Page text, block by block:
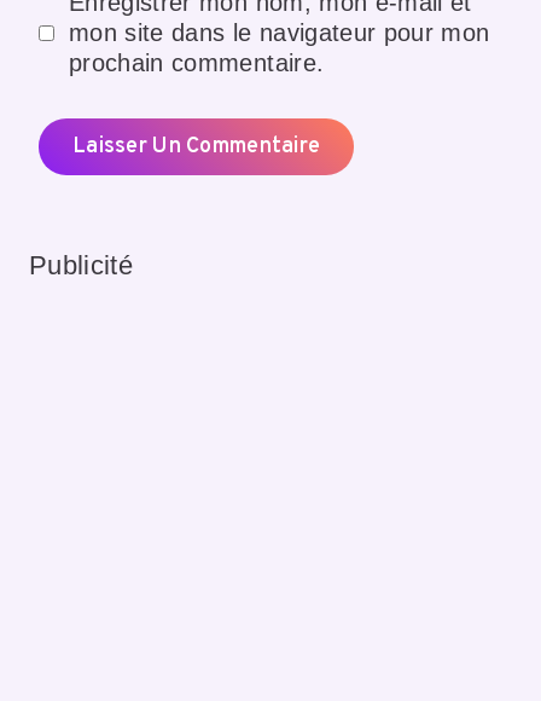
mon site dans le navigateur pour mon
prochain commentaire.
Publicité